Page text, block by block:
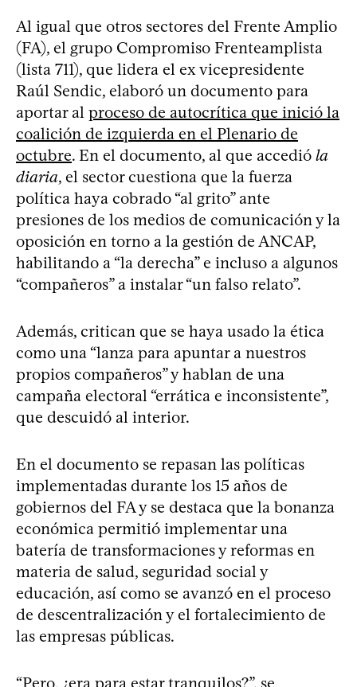
Al igual que otros sectores del Frente Amplio
(FA), el grupo Compromiso Frenteamplista
(lista 711), que lidera el ex vicepresidente
Raúl Sendic, elaboró un documento para
aportar al proceso de autocrítica que inició la
coalición de izquierda en el Plenario de
octubre. En el documento, al que accedió la
diaria, el sector cuestiona que la fuerza
política haya cobrado “al grito” ante
presiones de los medios de comunicación y la
oposición en torno a la gestión de ANCAP,
habilitando a “la derecha” e incluso a algunos
“compañeros” a instalar “un falso relato”.
Además, critican que se haya usado la ética
como una “lanza para apuntar a nuestros
propios compañeros” y hablan de una
campaña electoral “errática e inconsistente”,
que descuidó al interior.
En el documento se repasan las políticas
implementadas durante los 15 años de
gobiernos del FA y se destaca que la bonanza
económica permitió implementar una
batería de transformaciones y reformas en
materia de salud, seguridad social y
educación, así como se avanzó en el proceso
de descentralización y el fortalecimiento de
las empresas públicas.
“Pero, ¿era para estar tranquilos?”, se